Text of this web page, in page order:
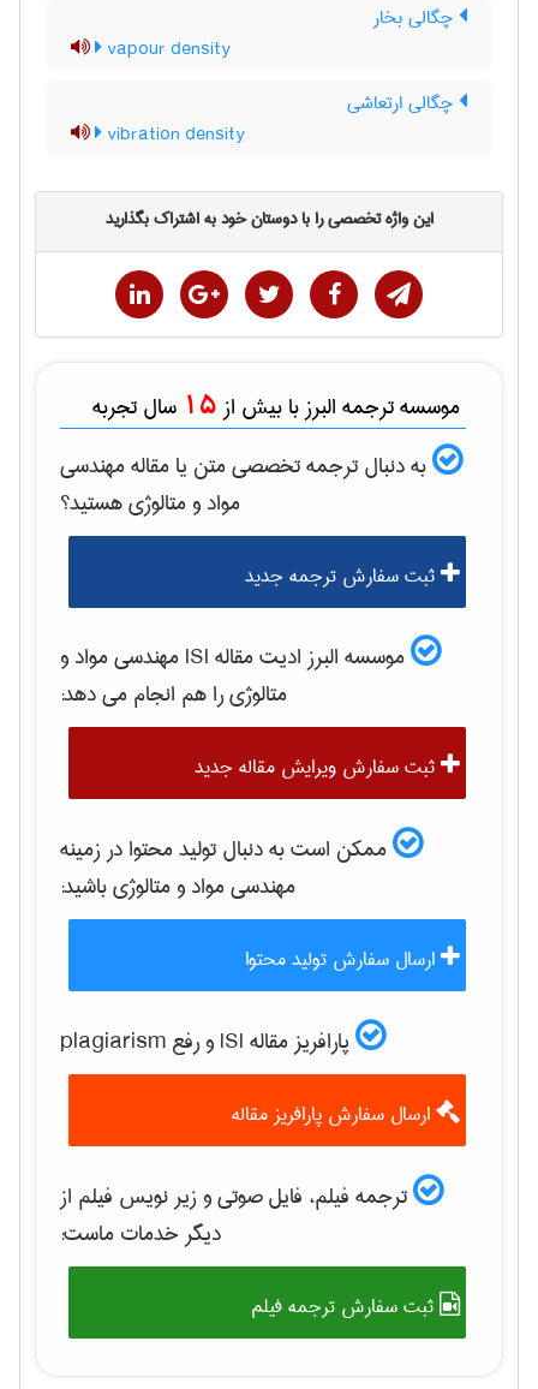
چگالی بخار
vapour density
چگالی ارتعاشی
vibration density
این واژه تخصصی را با دوستان خود به اشتراک بگذارید
موسسه ترجمه البرز با بیش از 15 سال تجربه
به دنبال ترجمه تخصصی متن یا مقالهمهندسی
مواد و متالوژیهستید؟
ثبت سفارش ترجمه جدید
موسسه البرز ادیت مقاله ISI
مهندسی مواد و
متالوژیرا هم انجام می دهد:
ثبت سفارش ویرایش مقاله جدید
ممکن است به دنبال تولید محتوا در زمینه
مهندسی مواد و متالوژیباشید:
ارسال سفارش تولید محتوا
پارافریز مقاله ISI و رفع plagiarism
ارسال سفارش پارافریز مقاله
ترجمه فیلم، فایل صوتی و زیر نویس فیلم از
دیگر خدمات ماست:
ثبت سفارش ترجمه فیلم